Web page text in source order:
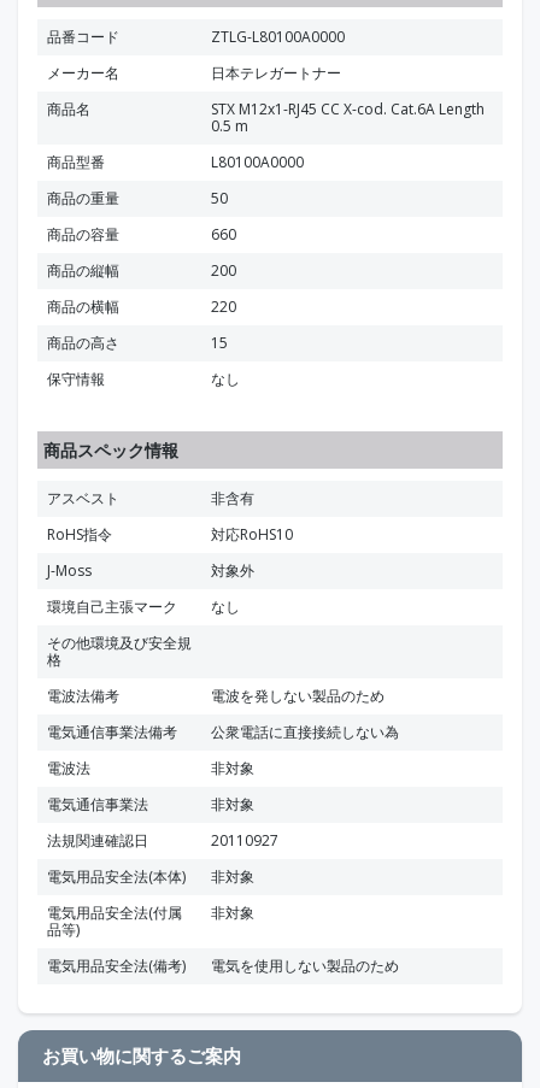
品番コード
ZTLG-L80100A0000
メーカー名
日本テレガートナー
商品名
STX M12x1-RJ45 CC X-cod. Cat.6A Length
0.5 m
商品型番
L80100A0000
商品の重量
50
商品の容量
660
商品の縦幅
200
商品の横幅
220
商品の高さ
15
保守情報
なし
商品スペック情報
アスベスト
非含有
RoHS指令
対応RoHS10
J-Moss
対象外
環境自己主張マーク
なし
その他環境及び安全規
格
電波法備考
電波を発しない製品のため
電気通信事業法備考
公衆電話に直接接続しない為
電波法
非対象
電気通信事業法
非対象
法規関連確認日
20110927
電気用品安全法(本体)
非対象
電気用品安全法(付属
品等)
非対象
電気用品安全法(備考) 電気を使用しない製品のため
お買い物に関するご案内